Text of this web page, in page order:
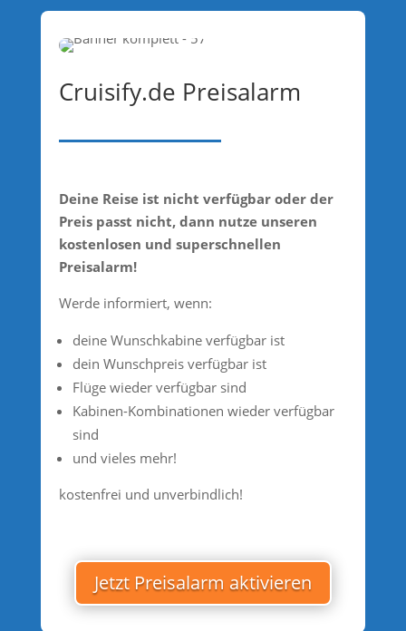
Cruisify.de Preisalarm
Deine Reise ist nicht verfügbar oder der
Preis passt nicht, dann nutze unseren
kostenlosen und superschnellen
Preisalarm!
Werde informiert, wenn:
deine Wunschkabine verfügbar ist
dein Wunschpreis verfügbar ist
Flüge wieder verfügbar sind
Kabinen-Kombinationen wieder verfügbar
sind
und vieles mehr!
kostenfrei und unverbindlich!
Jetzt Preisalarm aktivieren